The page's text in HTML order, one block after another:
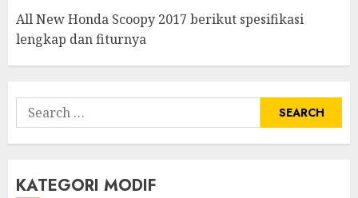
All New Honda Scoopy 2017 berikut spesifikasi
lengkap dan fiturnya
Search
for:
KATEGORI MODIF